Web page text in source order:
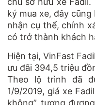
ký mua xe, đây
nhận cụ thể, chính
có trở thành khách
Hiện tại, VinFast
ưu đãi 394,5 triệu
Theo lộ trình đã
1/9/2019, giá xe
không”, tương